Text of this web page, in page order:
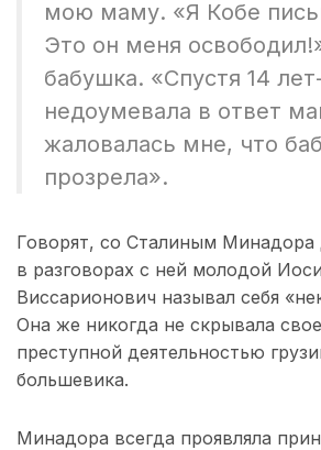
мою маму. «Я Кобе
Это он меня
бабушка. «Спустя 14
недоумевала в ответ
жаловалась мне, что
прозрела».
Говорят, со Сталиным Минадора
в разговорах с ней молодой
Виссарионович называл себя
Она же никогда не скрывала
преступной деятельностью
большевика.
Минадора всегда проявляла